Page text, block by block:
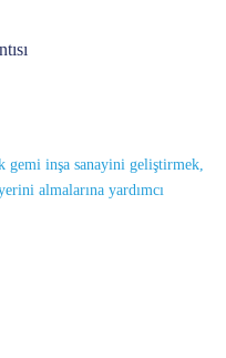
inşa sanayini geliştirmek,
almalarına yardımcı